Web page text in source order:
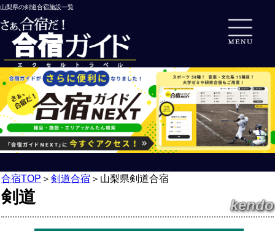
山梨県の剣道合宿施設一覧
合宿TOP ＞ 剣道合宿 ＞ 山梨県剣道合宿
剣道 kendo